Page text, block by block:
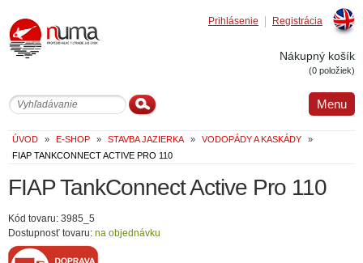
Registrácia
Prihlásenie
Nákupný košík
(0 položiek)
Menu
ÚVOD » E-SHOP » STAVBA JAZIERKA » VODOPÁDY A KASKÁDY
»
FIAP TANKCONNECT ACTIVE PRO 110
FIAP TankConnect Active Pro 110
Kód tovaru: 3985_5
Dostupnosť tovaru: na objednávku